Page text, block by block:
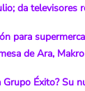
da televisores
para
de Ara,
Grupo Éxito? Su